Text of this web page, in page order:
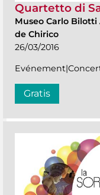
Quartetto di
Museo Carlo
de Chirico
26/03/2016
Gratis